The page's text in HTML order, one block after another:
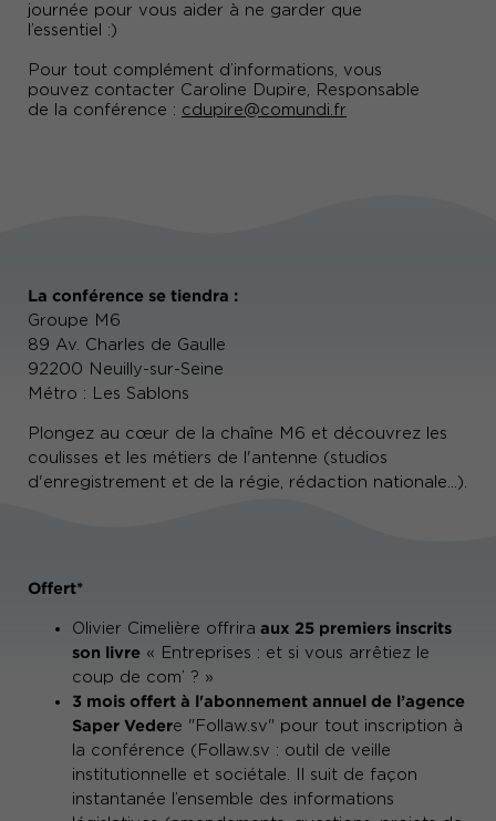
journée pour vous aider à ne garder que
l’essentiel :)
Pour tout complément d’informations, vous
pouvez contacter Caroline Dupire, Responsable
de la conférence : cdupire@comundi.fr
La conférence se tiendra :
Groupe M6
89 Av. Charles de Gaulle
92200 Neuilly-sur-Seine
Métro : Les Sablons
Plongez au cœur de la chaîne M6 et découvrez les
coulisses et les métiers de l'antenne (studios
d'enregistrement et de la régie, rédaction nationale...).
Offert*
Olivier Cimelière offrira aux 25 premiers inscrits
son livre « Entreprises : et si vous arrêtiez le
coup de com’ ? »
3 mois offert à l'abonnement annuel de l’agence
Saper Vedere "Follaw.sv" pour tout inscription à
la conférence (Follaw.sv : outil de veille
institutionnelle et sociétale. Il suit de façon
instantanée l’ensemble des informations